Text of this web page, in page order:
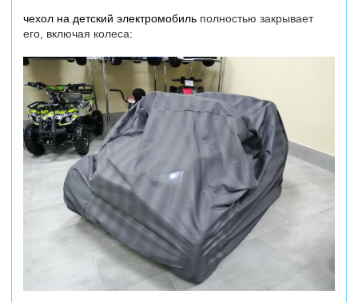
чехол на детский электромобиль полностью закрывает
его, включая колеса: